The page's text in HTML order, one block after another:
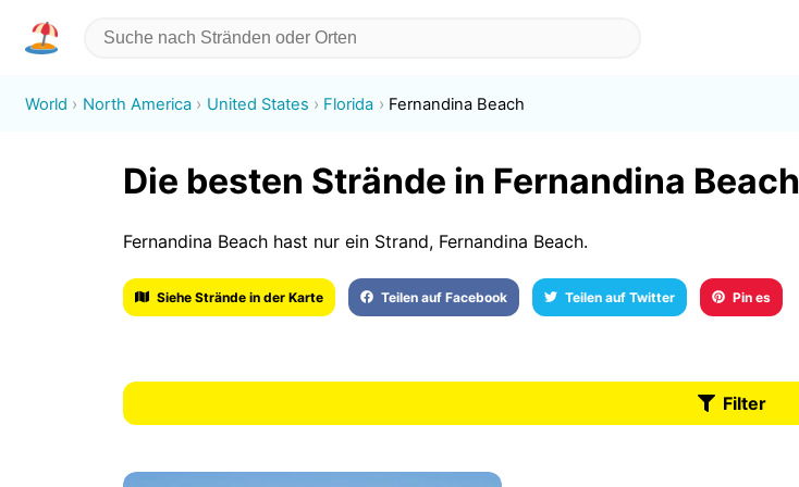
World North America United States Florida Fernandina Beach
Die besten Strände in Fernandina Beach
Fernandina Beach hast nur ein Strand, Fernandina Beach.
Siehe Strände in der Karte Teilen auf Facebook Teilen auf Twitter Pin es
Filter